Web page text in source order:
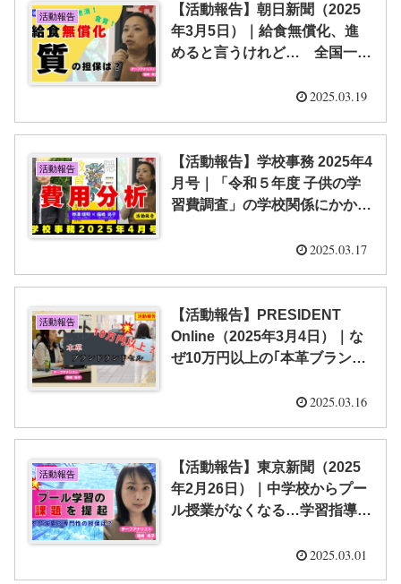
活動報告
【活動報告】朝日新聞（2025
年3月5日）｜給食無償化、進
めると言うけれど… 全国一律
2025.03.19
活動報告
【活動報告】学校事務 2025年4
月号｜「令和５年度 子供の学
習費調査」の学校関係にかかる
2025.03.17
活動報告
【活動報告】PRESIDENT
Online（2025年3月4日）｜な
ぜ10万円以上の｢本革ブランド
どもの金銭感覚を狂わせてしま
2025.03.16
活動報告
【活動報告】東京新聞（2025
年2月26日）｜中学校からプー
ル授業がなくなる…学習指導要
岩手県滝沢市に聞いてみたら
2025.03.01